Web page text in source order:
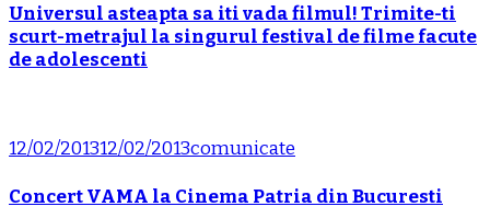
Universul asteapta sa iti vada filmul! Trimite-ti
scurt-metrajul la singurul festival de filme facute
de adolescenti
12/02/201312/02/2013comunicate
Concert VAMA la Cinema Patria din Bucuresti